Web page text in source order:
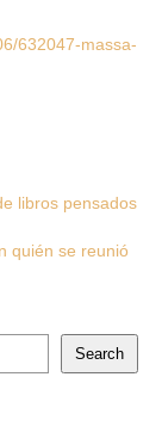
632047-massa-
libros pensados
quién se reunió
Search